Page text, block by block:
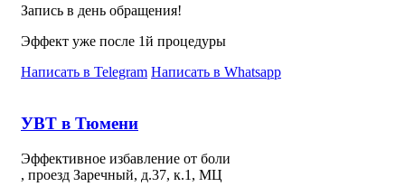
Запись в день обращения!
Эффект уже после 1й процедуры
Написать в Telegram Написать в Whatsapp
УВТ в Тюмени
Эффективное избавление от боли
, проезд Заречный, д.37, к.1, МЦ